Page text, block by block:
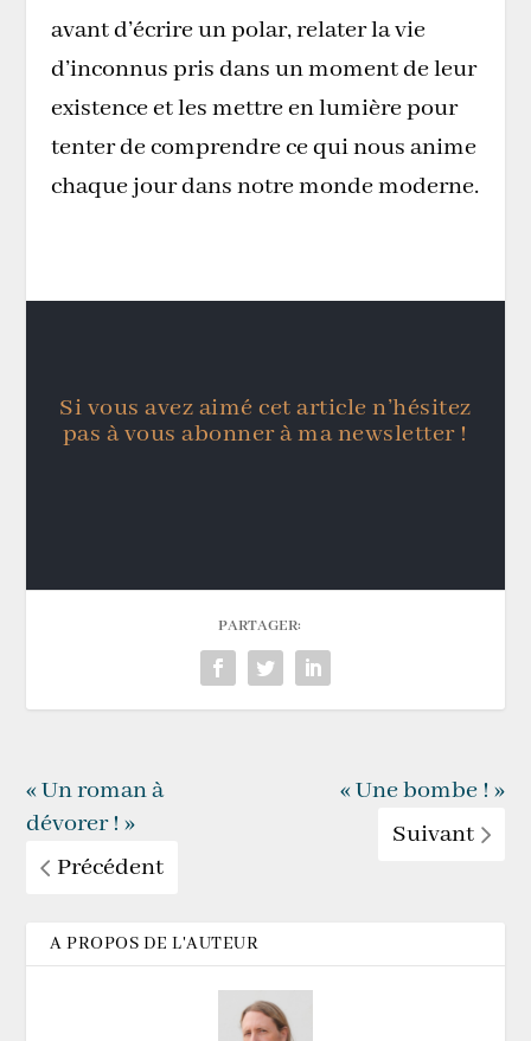
avant d’écrire un polar, relater la vie
d’inconnus pris dans un moment de leur
existence et les mettre en lumière pour
tenter de comprendre ce qui nous anime
chaque jour dans notre monde moderne.
Si vous avez aimé cet article n’hésitez
pas à vous abonner à ma newsletter !
PARTAGER:
« Un roman à
dévorer ! »
Précédent
« Une bombe ! »
Suivant
A PROPOS DE L'AUTEUR